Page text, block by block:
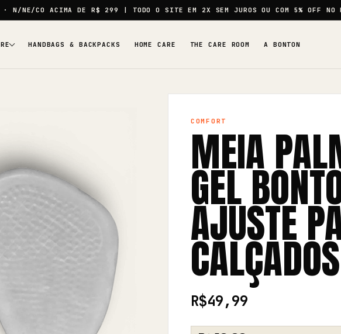
· N/NE/CO ACIMA DE R$ 299 | TODO O SITE EM 2X SEM JUROS OU COM 5% OFF NO
HANDBAGS & BACKPACKS HOME CARE THE CARE ROOM A BONTON
COMFORT
MEIA
GEL
AJUSTE
CALÇADOS
R$49,99